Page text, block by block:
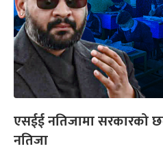
एसईई नतिजामा सरकारको
नतिजा